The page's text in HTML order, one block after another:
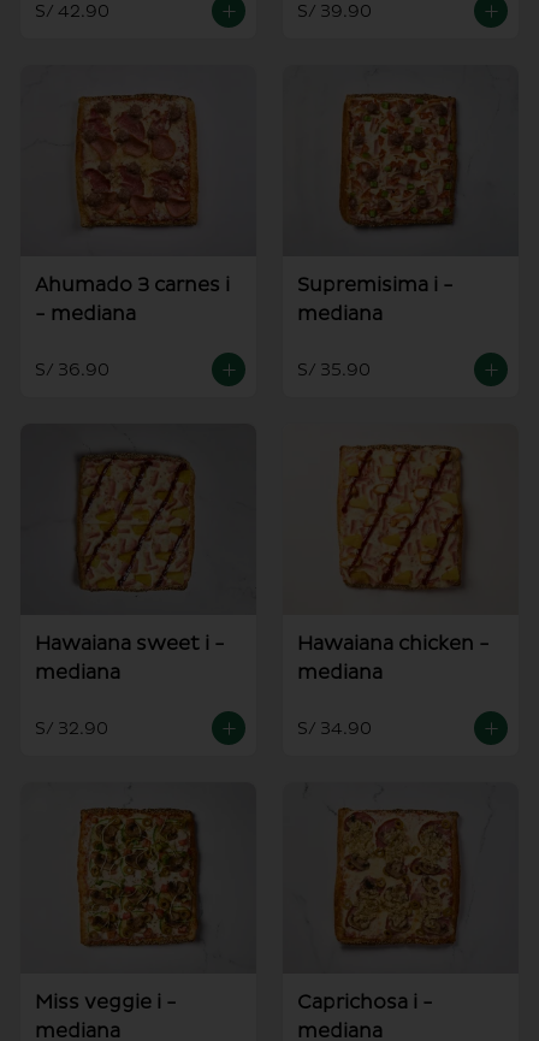
S/ 42.90 S/ 39.90
Ahumado 3 carnes i
- mediana
S/ 36.90
Supremisima i -
mediana
S/ 35.90
Hawaiana sweet i -
mediana
S/ 32.90
Hawaiana chicken -
mediana
S/ 34.90
Miss veggie i -
mediana
Caprichosa i -
mediana